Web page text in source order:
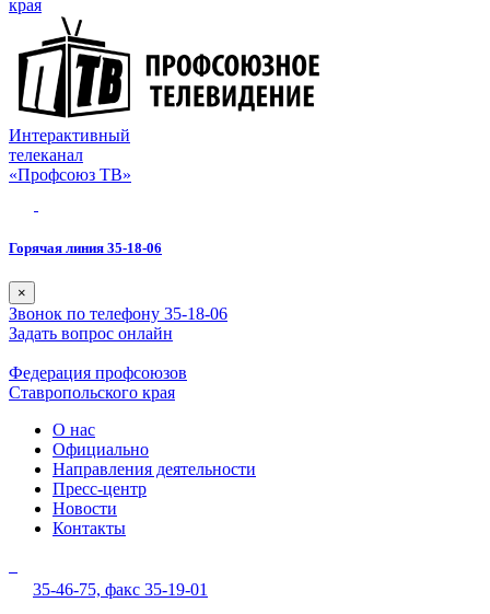
края
Интерактивный
телеканал
«Профсоюз ТВ»
Горячая линия 35-18-06
×
Звонок по телефону 35-18-06
Задать вопрос онлайн
Федерация профсоюзов
Ставропольского края
О нас
Официально
Направления деятельности
Пресс-центр
Новости
Контакты
35-46-75, факс 35-19-01